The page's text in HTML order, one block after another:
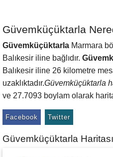
Güvemküçüktarla
Güvemküçüktarla Marmara
Balıkesir iline bağlıdır.
Balıkesir iline 26 kilometre
uzaklıktadır.Güvemküçüktarla
ve 27.7093 boylam olarak
Facebook Twitter
Güvemküçüktarla